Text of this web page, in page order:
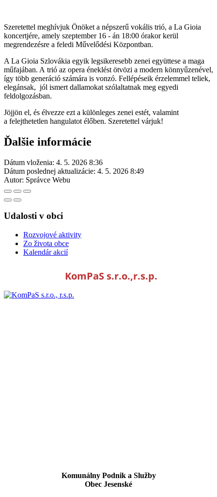
Szeretettel meghívjuk Önöket a népszerű vokális trió, a La Gioia
koncertjére, amely szeptember 16 - án 18:00 órakor kerül
megrendezésre a feledi Művelődési Központban.
A La Gioia Szlovákia egyik legsikeresebb zenei együttese a maga
műfajában. A trió az opera éneklést ötvözi a modern könnyűzenével,
így több generáció számára is vonzó. Fellépéseik érzelemmel teliek,
elegánsak, jól ismert dallamokat szólaltatnak meg egyedi
feldolgozásban.
Jöjjön el, és élvezze ezt a különleges zenei estét, valamint
a felejthetetlen hangulatot élőben. Szeretettel várjuk!
Ďalšie informácie
Dátum vloženia: 4. 5. 2026 8:36
Dátum poslednej aktualizácie: 4. 5. 2026 8:49
Autor: Správce Webu
Udalosti v obci
Rozvojové aktivity
Zo života obce
Kalendár akcií
KomPaS s.r.o.,r.s.p.
Komunálny Podnik a Služby
Obec Jesenské